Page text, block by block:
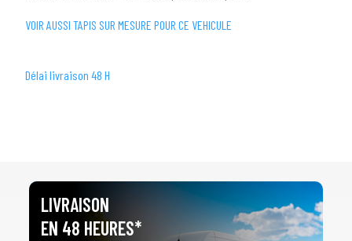
VOIR AUSSI TAPIS SUR MESURE POUR CE VEHICULE
Délai livraison 48 H
LIVRAISON
EN 48 HEURES*